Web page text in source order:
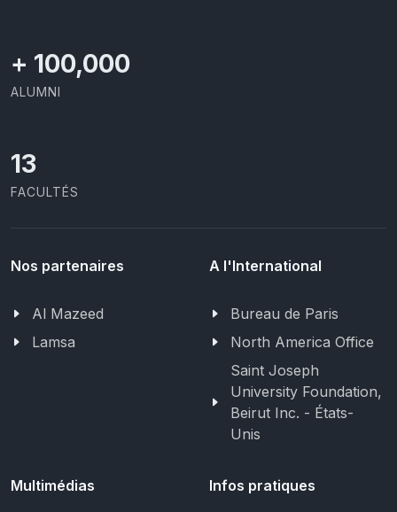
+ 100,000
ALUMNI
13
FACULTÉS
Nos partenaires
Al Mazeed
Lamsa
A l'International
Bureau de Paris
North America Office
Saint Joseph
University Foundation,
Beirut Inc. - États-
Unis
Multimédias Infos pratiques